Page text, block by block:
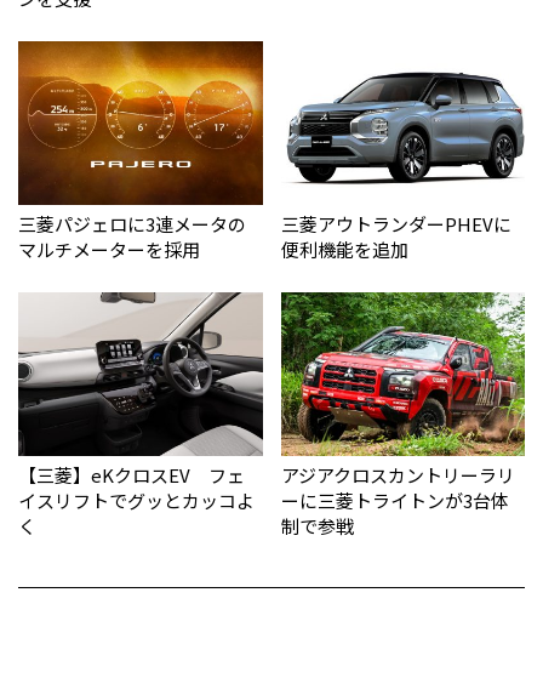
三菱パジェロに3連メータの
マルチメーターを採用
三菱アウトランダーPHEVに
便利機能を追加
【三菱】eKクロスEV フェ
イスリフトでグッとカッコよ
く
アジアクロスカントリーラリ
ーに三菱トライトンが3台体
制で参戦